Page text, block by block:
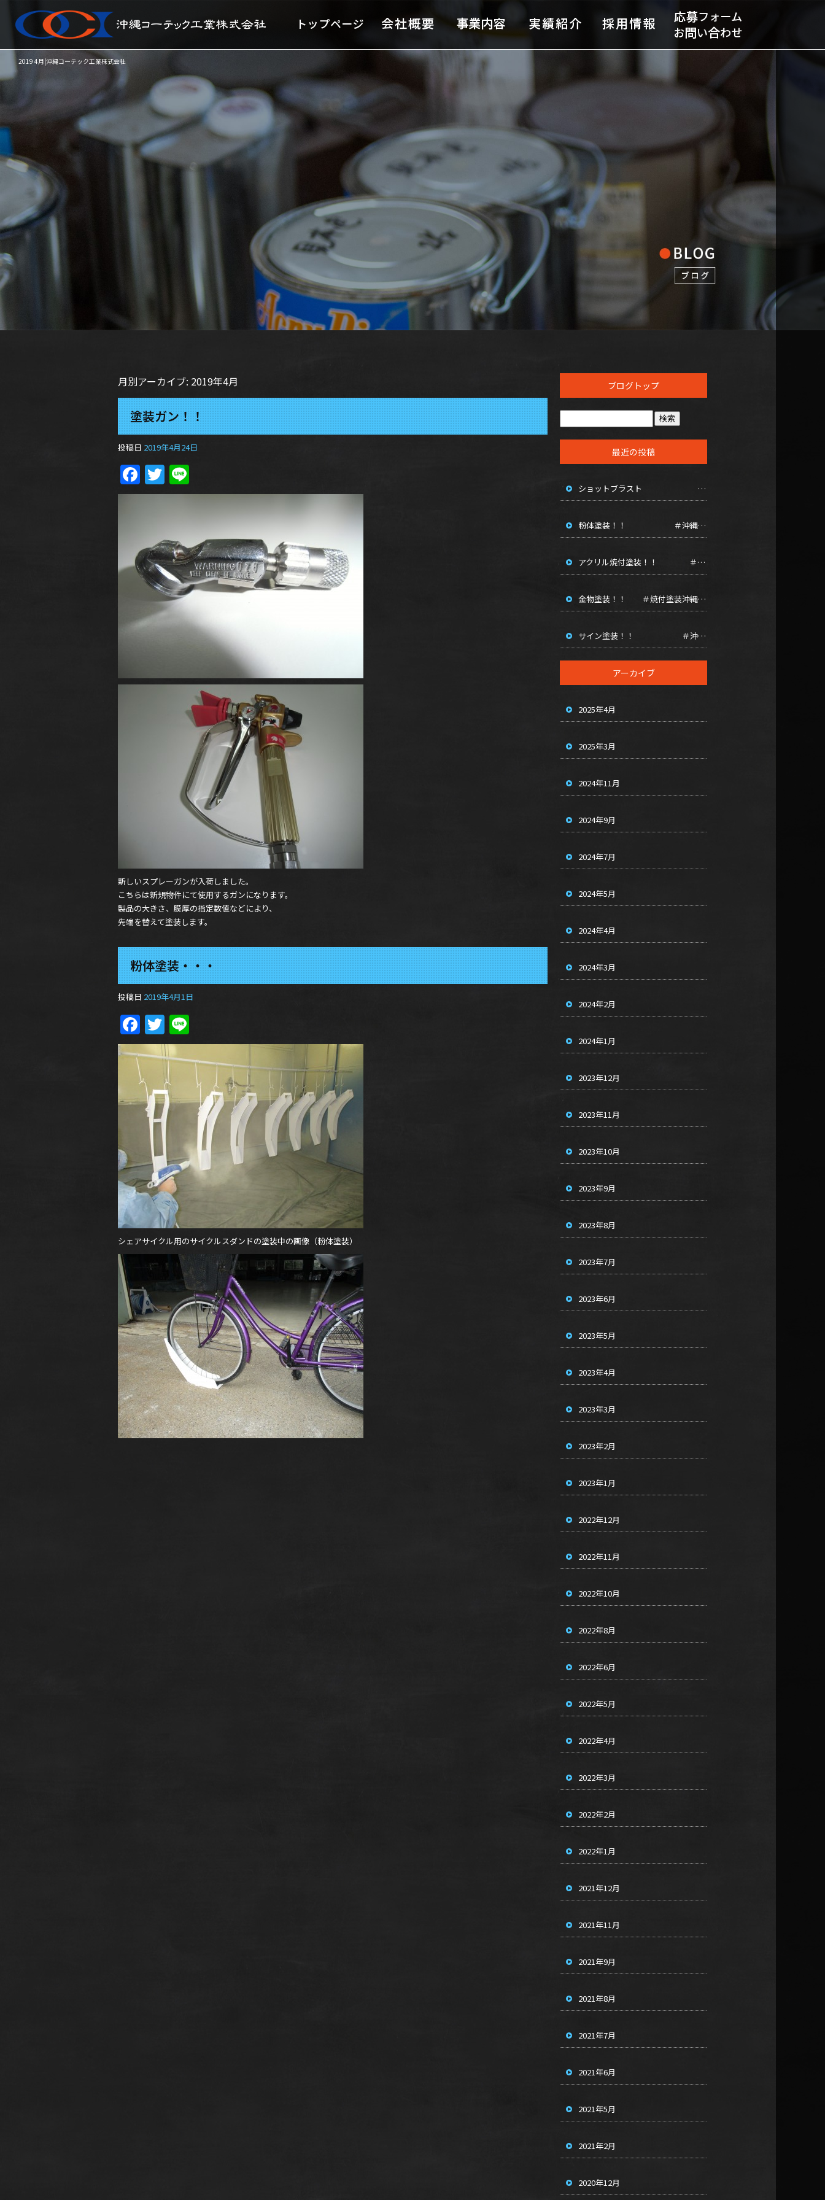
2019 4月|沖縄コーテック工業株式会社
月別アーカイブ: 2019年4月
塗装ガン！！
投稿日 2019年4月24日
Facebook
Twitter
新しいスプレーガンが入荷しました。
こちらは新規物件にて使用するガンになります。
製品の大きさ、膜厚の指定数値などにより、
先端を替えて塗装します。
粉体塗装・・・
投稿日 2019年4月1日
Facebook
Twitter
シェアサイクル用のサイクルスダンドの塗装中の画像（粉体塗装）
ブログトップ
最近の投稿
ショットブラスト ＃沖縄焼付塗装 ＃フッ素塗装沖縄 ＃アクリル焼付塗装 ＃粉体塗装沖縄
粉体塗装！！ ＃沖縄粉体塗装 ＃沖縄焼き付け塗装 ＃ショットブラスト沖縄 ＃塗装沖縄
アクリル焼付塗装！！ ＃粉体塗装沖縄 ＃焼き付け塗装沖縄 ＃ウレタン焼付沖縄 ＃アクリル焼付塗装沖縄
金物塗装！！ ＃焼付塗装沖縄 ＃沖縄粉体塗装 ＃沖縄ショットブラスト ＃エポキシ鉄筋沖縄 ＃アクリル焼付塗装沖縄
サイン塗装！！ ＃沖縄焼付塗装 ＃沖縄粉体塗装 ＃エポキシ鉄筋沖縄 ＃アクリル焼付塗装 ＃焼付塗装沖縄
アーカイブ
2025年4月
2025年3月
2024年11月
2024年9月
2024年7月
2024年5月
2024年4月
2024年3月
2024年2月
2024年1月
2023年12月
2023年11月
2023年10月
2023年9月
2023年8月
2023年7月
2023年6月
2023年5月
2023年4月
2023年3月
2023年2月
2023年1月
2022年12月
2022年11月
2022年10月
2022年8月
2022年6月
2022年5月
2022年4月
2022年3月
2022年2月
2022年1月
2021年12月
2021年11月
2021年9月
2021年8月
2021年7月
2021年6月
2021年5月
2021年2月
2020年12月